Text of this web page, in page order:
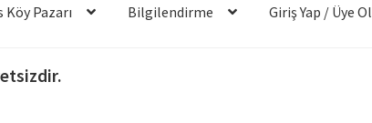
Köy Pazarı Bilgilendirme Giriş Yap / Üye Ol